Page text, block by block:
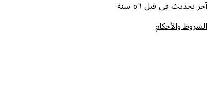
تحديث في قبل ٥٦ سنة
والأحكام